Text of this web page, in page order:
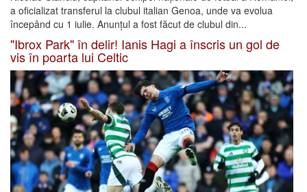
a oficializat transferul la clubul italian Genoa, unde va evolua
începând cu 1 iulie. Anunțul a fost făcut de clubul din...
"Ibrox Park" în delir! Ianis Hagi a înscris un gol de
vis în poarta lui Celtic